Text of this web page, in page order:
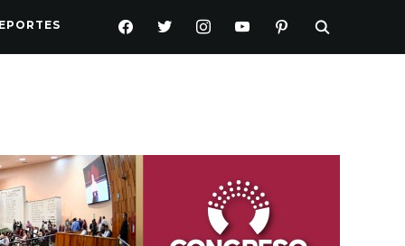
FACEBOOKTWITTERINSTAGRAMYOUTUBEPINTEREST